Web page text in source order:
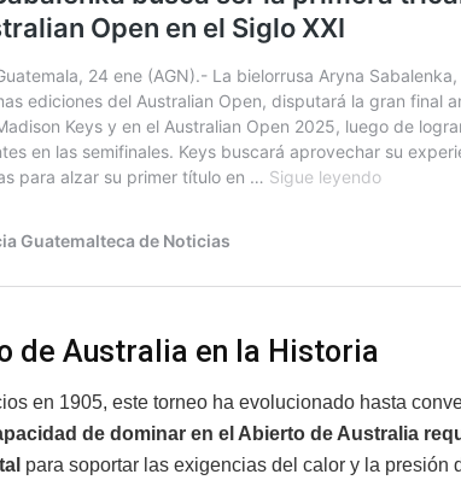
de Australia en la Historia
en 1905, este torneo ha evolucionado hasta
de dominar en el Abierto de Australia
para soportar las exigencias del calor y la presión